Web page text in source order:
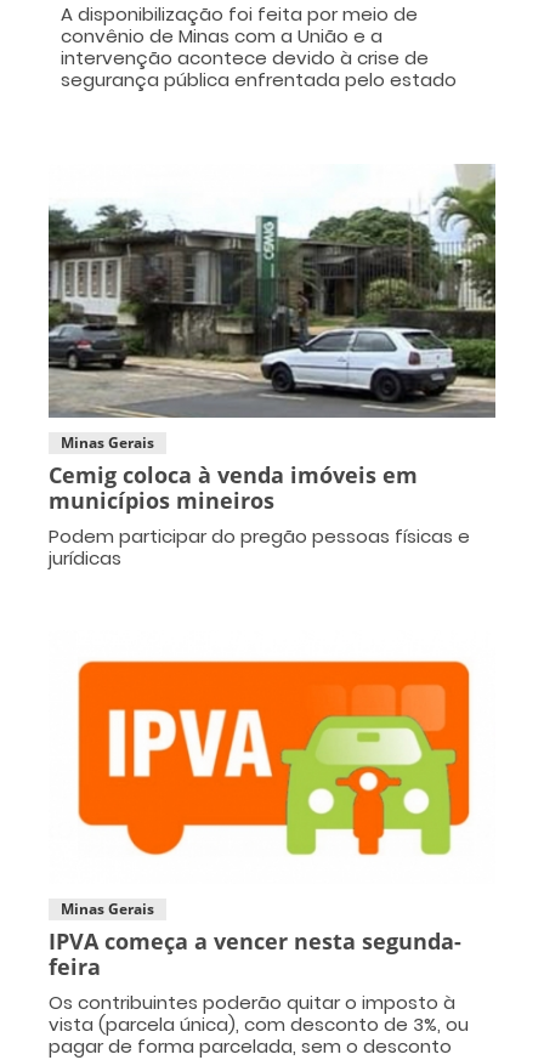
A disponibilização foi feita por meio de
convênio de Minas com a União e a
intervenção acontece devido à crise de
segurança pública enfrentada pelo estado
Minas Gerais
Cemig coloca à venda imóveis em
municípios mineiros
Podem participar do pregão pessoas físicas e
jurídicas
Minas Gerais
IPVA começa a vencer nesta segunda-
feira
Os contribuintes poderão quitar o imposto à
vista (parcela única), com desconto de 3%, ou
pagar de forma parcelada, sem o desconto